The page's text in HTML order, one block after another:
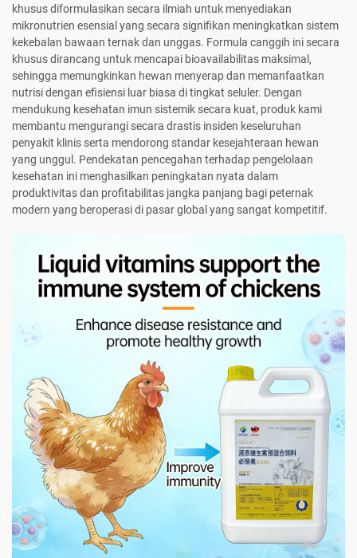
khusus diformulasikan secara ilmiah untuk menyediakan
mikronutrien esensial yang secara signifikan meningkatkan sistem
kekebalan bawaan ternak dan unggas. Formula canggih ini secara
khusus dirancang untuk mencapai bioavailabilitas maksimal,
sehingga memungkinkan hewan menyerap dan memanfaatkan
nutrisi dengan efisiensi luar biasa di tingkat seluler. Dengan
mendukung kesehatan imun sistemik secara kuat, produk kami
membantu mengurangi secara drastis insiden keseluruhan
penyakit klinis serta mendorong standar kesejahteraan hewan
yang unggul. Pendekatan pencegahan terhadap pengelolaan
kesehatan ini menghasilkan peningkatan nyata dalam
produktivitas dan profitabilitas jangka panjang bagi peternak
modern yang beroperasi di pasar global yang sangat kompetitif.